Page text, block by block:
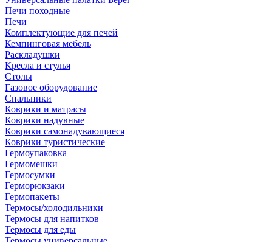
Печи походные
Печи
Комплектующие для печей
Кемпинговая мебель
Раскладушки
Кресла и стулья
Столы
Газовое оборудование
Спальники
Коврики и матрасы
Коврики надувные
Коврики самонадувающиеся
Коврики туристические
Гермоупаковка
Гермомешки
Гермосумки
Герморюкзаки
Гермопакеты
Термосы/холодильники
Термосы для напитков
Термосы для еды